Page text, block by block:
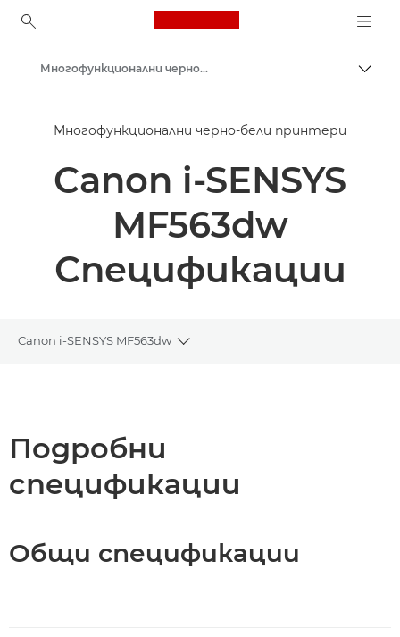
Canon Logo, back to
Решения и услуги
Бизнес продукти
Многофункционални принтери – принтери "всичко в едно"
Многофункционални черно-бели принтери
Многофункционални черно-бели принтери
Canon i-SENSYS
MF563dw
Спецификации
Canon i-SENSYS MF563dw
Toggle breadcrumbs
Подробни
спецификации
Общи спецификации